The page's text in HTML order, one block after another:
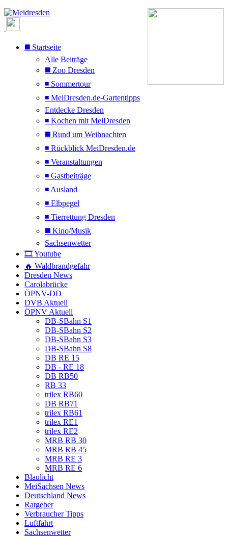
◼️ Startseite
Alle Beiträge
◼️ Zoo Dresden
◾ Sommertour
◾ MeiDresden.de-Gartentipps
Entdecke Dresden
◾ Kochen mit MeiDresden
◼️ Rund um Weihnachten
◾ Rückblick MeiDresden.de
◾ Veranstaltungen
◾ Gastbeiträge
◾ Ausland
◾ Elbpegel
◾ Tierrettung Dresden
◼️ Kino/Musik
Sachsenwetter
🎞️ Youtube
🔥 Waldbrandgefahr
Dresden News
Carolabrücke
ÖPNV-DD
DVB Aktuell
ÖPNV Aktuell
DB-SBahn S1
DB-SBahn S2
DB-SBahn S3
DB-SBahn S8
DB RE 15
DB - RE 18
DB RB50
RB 33
trilex RB60
DB RB71
trilex RB61
trilex RE1
trilex RE2
MRB RB 30
MRB RB 45
MRB RE 3
MRB RE 6
Blaulicht
MeiSachsen News
Deutschland News
Ratgeber
Verbraucher Tipps
Luftfahrt
Sachsenwetter